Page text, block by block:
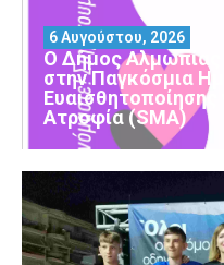
Ο Δήμος Αλμωπίας
στην Παγκόσμια
Ατροφία (SMA)
6 Αυγούστου, 2026